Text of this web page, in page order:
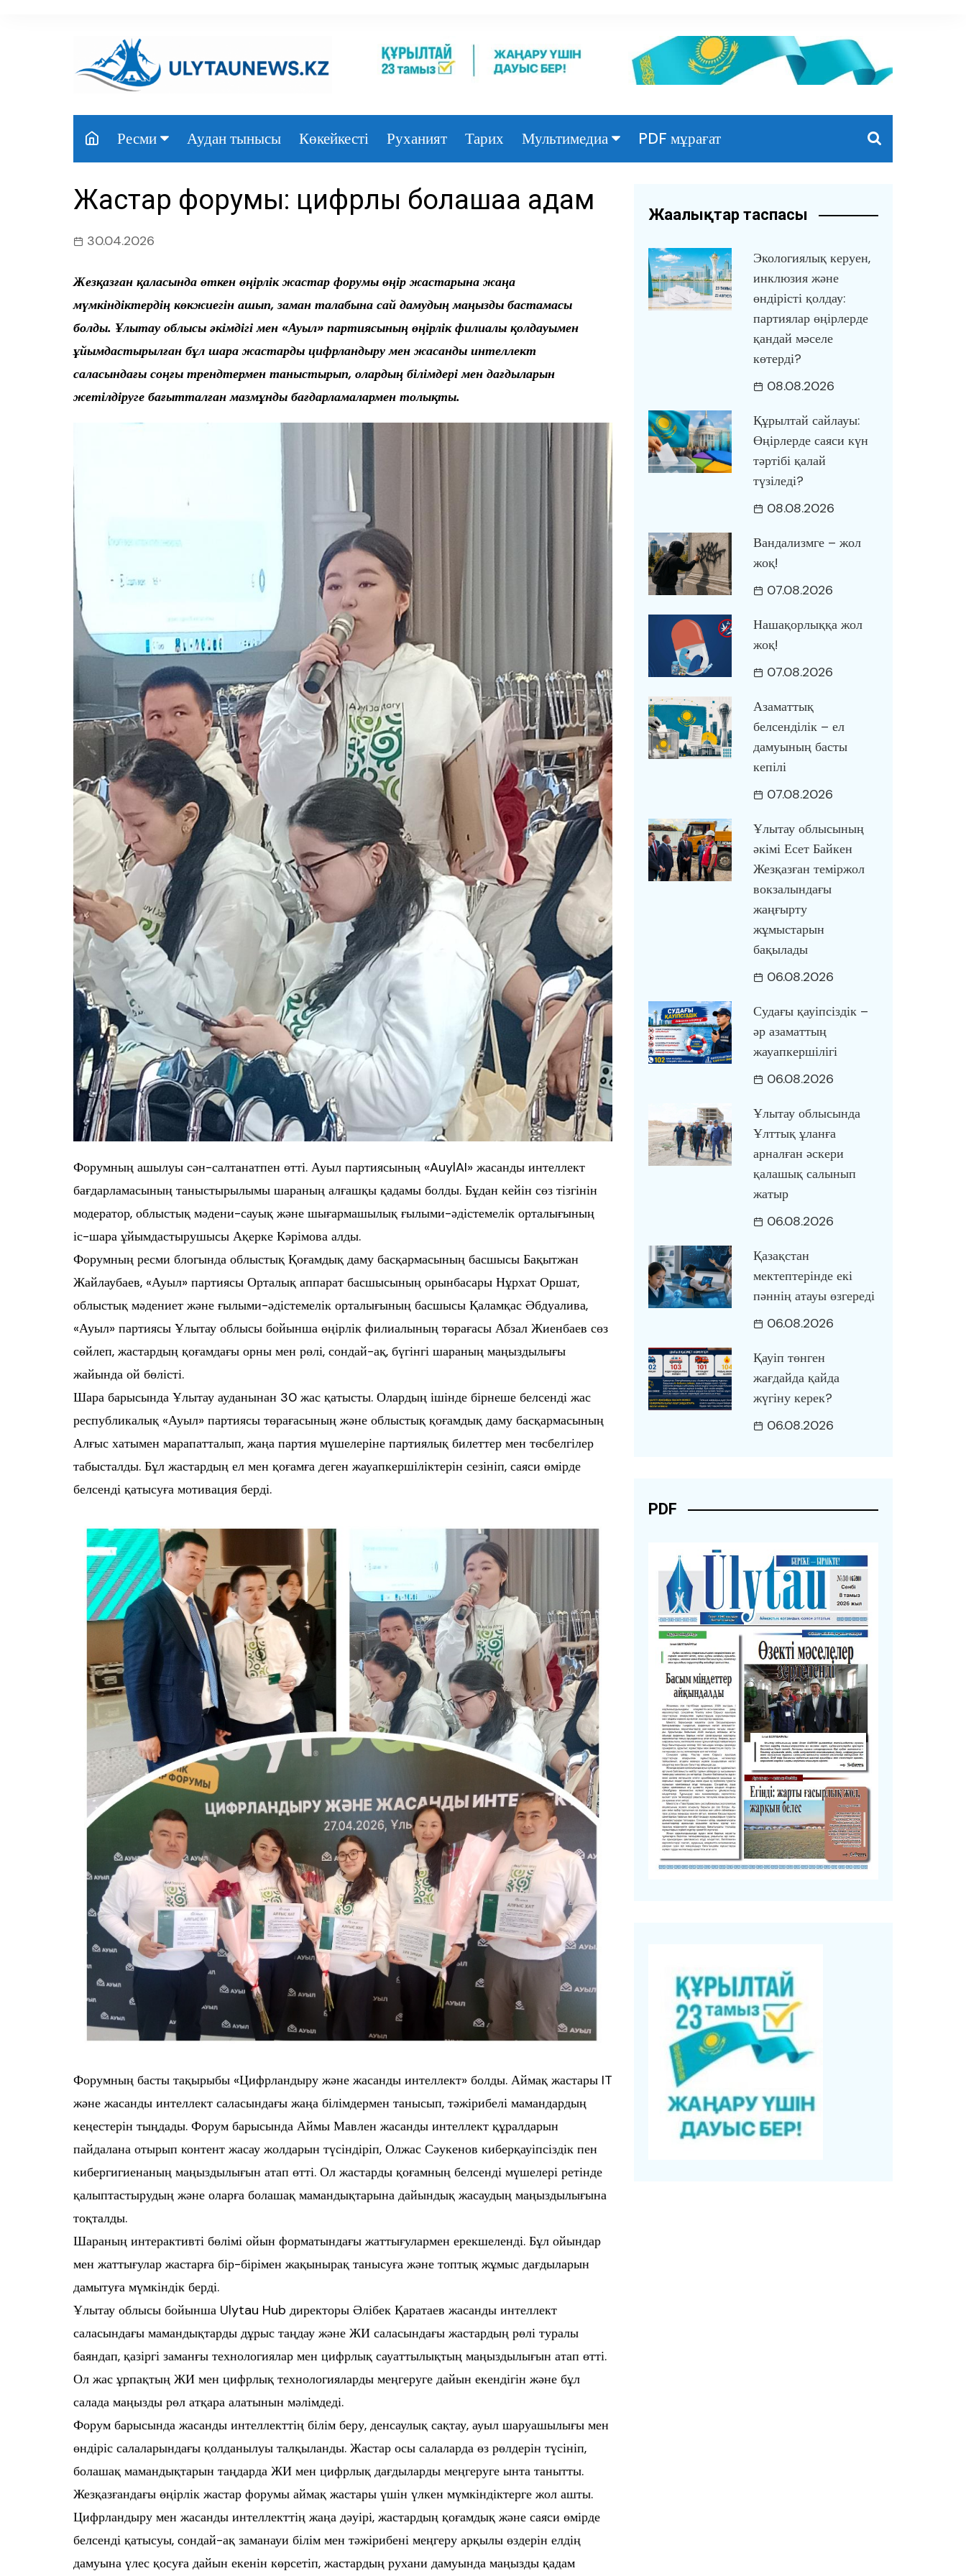
Ресми
Үкімет
Парламент
Аудан тынысы Көкейкесті Руханият Тарих Мультимедиа
Видео
PDF мұрағат
Жастар форумы: цифрлық болашаққа қадам
30.04.2026
Жезқазған қаласында өткен өңірлік жастар форумы өңір жастарына жаңа
мүмкіндіктердің көкжиегін ашып, заман талабына сай дамудың маңызды бастамасы
болды. Ұлытау облысы әкімдігі мен «Ауыл» партиясының өңірлік филиалы қолдауымен
ұйымдастырылған бұл шара жастарды цифрландыру мен жасанды интеллект
саласындағы соңғы трендтермен таныстырып, олардың білімдері мен дағдыларын
жетілдіруге бағытталған мазмұнды бағдарламалармен толықты.
Форумның ашылуы сән-салтанатпен өтті. Ауыл партиясының «AuylAI» жасанды интеллект
бағдарламасының таныстырылымы шараның алғашқы қадамы болды. Бұдан кейін сөз тізгінін
модератор, облыстық мәдени-сауық және шығармашылық ғылыми-әдістемелік орталығының
іс-шара ұйымдастырушысы Ақерке Кәрімова алды.
Форумның ресми блогында облыстық Қоғамдық даму басқармасының басшысы Бақытжан
Жайлаубаев, «Ауыл» партиясы Орталық аппарат басшысының орынбасары Нұрхат Оршат,
облыстық мәдениет және ғылыми-әдістемелік орталығының басшысы Қаламқас Әбдуалива,
«Ауыл» партиясы Ұлытау облысы бойынша өңірлік филиалының төрағасы Абзал Жиенбаев сөз
сөйлеп, жастардың қоғамдағы орны мен рөлі, сондай-ақ, бүгінгі шараның маңыздылығы
жайында ой бөлісті.
Шара барысында Ұлытау ауданынан 30 жас қатысты. Олардың ішінде бірнеше белсенді жас
республикалық «Ауыл» партиясы төрағасының және облыстық қоғамдық даму басқармасының
Алғыс хатымен марапатталып, жаңа партия мүшелеріне партиялық билеттер мен төсбелгілер
табысталды. Бұл жастардың ел мен қоғамға деген жауапкершіліктерін сезініп, саяси өмірде
белсенді қатысуға мотивация берді.
Форумның басты тақырыбы «Цифрландыру және жасанды интеллект» болды. Аймақ жастары IT
және жасанды интеллект саласындағы жаңа білімдермен танысып, тәжірибелі мамандардың
кеңестерін тыңдады. Форум барысында Аймы Мавлен жасанды интеллект құралдарын
пайдалана отырып контент жасау жолдарын түсіндіріп, Олжас Сәукенов киберқауіпсіздік пен
кибергигиенаның маңыздылығын атап өтті. Ол жастарды қоғамның белсенді мүшелері ретінде
қалыптастырудың және оларға болашақ мамандықтарына дайындық жасаудың маңыздылығына
тоқталды.
Шараның интерактивті бөлімі ойын форматындағы жаттығулармен ерекшеленді. Бұл ойындар
мен жаттығулар жастарға бір-бірімен жақынырақ танысуға және топтық жұмыс дағдыларын
дамытуға мүмкіндік берді.
Ұлытау облысы бойынша Ulytau Hub директоры Әлібек Қаратаев жасанды интеллект
саласындағы мамандықтарды дұрыс таңдау және ЖИ саласындағы жастардың рөлі туралы
баяндап, қазіргі заманғы технологиялар мен цифрлық сауаттылықтың маңыздылығын атап өтті.
Ол жас ұрпақтың ЖИ мен цифрлық технологияларды меңгеруге дайын екендігін және бұл
салада маңызды рөл атқара алатынын мәлімдеді.
Форум барысында жасанды интеллекттің білім беру, денсаулық сақтау, ауыл шаруашылығы мен
өндіріс салаларындағы қолданылуы талқыланды. Жастар осы салаларда өз рөлдерін түсініп,
болашақ мамандықтарын таңдарда ЖИ мен цифрлық дағдыларды меңгеруге ынта танытты.
Жезқазғандағы өңірлік жастар форумы аймақ жастары үшін үлкен мүмкіндіктерге жол ашты.
Цифрландыру мен жасанды интеллекттің жаңа дәуірі, жастардың қоғамдық және саяси өмірде
белсенді қатысуы, сондай-ақ заманауи білім мен тәжірибені меңгеру арқылы өздерін елдің
дамуына үлес қосуға дайын екенін көрсетіп, жастардың рухани дамуында маңызды қадам
Жаңалықтар таспасы
Экологиялық керуен,
инклюзия және
өндірісті қолдау:
партиялар өңірлерде
қандай мәселе
көтерді?
08.08.2026
Құрылтай сайлауы:
Өңірлерде саяси күн
тәртібі қалай
түзіледі?
08.08.2026
Вандализмге – жол
жоқ!
07.08.2026
Нашақорлыққа жол
жоқ!
07.08.2026
Азаматтық
белсенділік – ел
дамуының басты
кепілі
07.08.2026
Ұлытау облысының
әкімі Есет Байкен
Жезқазған теміржол
вокзалындағы
жаңғырту
жұмыстарын
бақылады
06.08.2026
Судағы қауіпсіздік –
әр азаматтың
жауапкершілігі
06.08.2026
Ұлытау облысында
Ұлттық ұланға
арналған әскери
қалашық салынып
жатыр
06.08.2026
Қазақстан
мектептерінде екі
пәннің атауы өзгереді
06.08.2026
Қауіп төнген
жағдайда қайда
жүгіну керек?
06.08.2026
PDF